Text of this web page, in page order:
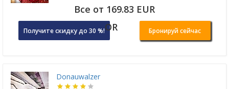
Все от 169.83 EUR
Получите скидку до 30 %!OR Бронируй сейчас
Donauwalzer